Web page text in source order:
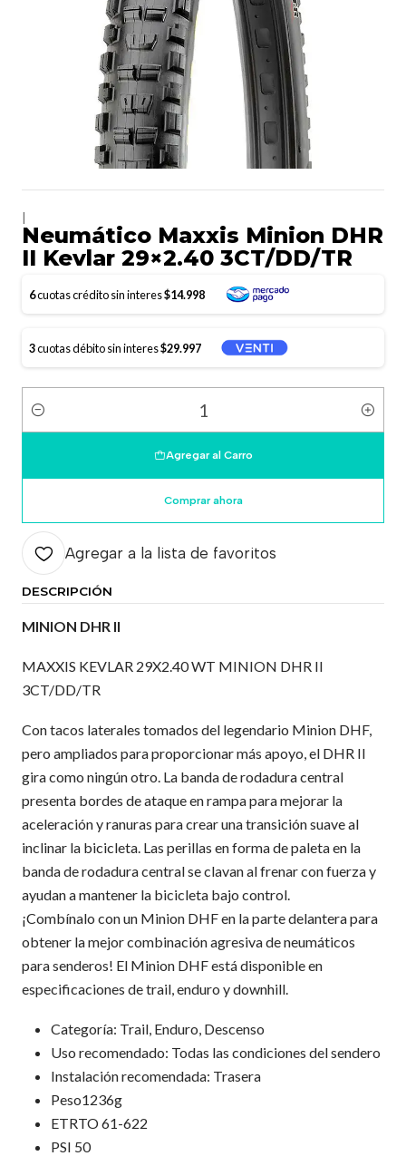
Neumático Maxxis Minion DHR
II Kevlar 29×2.40 3CT/DD/TR
6cuotas crédito sin interes$14.998
3cuotas débito sin interes$29.997
Cantidad
Agregar al Carro
Comprar ahora
Agregar a la lista de favoritos
DESCRIPCIÓN
MINION DHR II
MAXXIS KEVLAR 29X2.40 WT MINION DHR II
3CT/DD/TR
Con tacos laterales tomados del legendario Minion DHF,
pero ampliados para proporcionar más apoyo, el DHR II
gira como ningún otro. La banda de rodadura central
presenta bordes de ataque en rampa para mejorar la
aceleración y ranuras para crear una transición suave al
inclinar la bicicleta. Las perillas en forma de paleta en la
banda de rodadura central se clavan al frenar con fuerza y
ayudan a mantener la bicicleta bajo control.
¡Combínalo con un Minion DHF en la parte delantera para
obtener la mejor combinación agresiva de neumáticos
para senderos! El Minion DHF está disponible en
especificaciones de trail, enduro y downhill.
Categoría: Trail, Enduro, Descenso
Uso recomendado: Todas las condiciones del sendero
Instalación recomendada: Trasera
Peso1236g
ETRTO 61-622
PSI 50